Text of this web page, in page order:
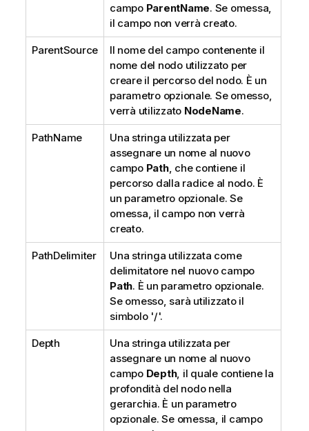
campo ParentName. Se omessa,
il campo non verrà creato.
ParentSource
Il nome del campo contenente il
nome del nodo utilizzato per
creare il percorso del nodo. È un
parametro opzionale. Se omesso,
verrà utilizzato NodeName.
PathName
Una stringa utilizzata per
assegnare un nome al nuovo
campo Path, che contiene il
percorso dalla radice al nodo. È
un parametro opzionale. Se
omessa, il campo non verrà
creato.
PathDelimiter
Una stringa utilizzata come
delimitatore nel nuovo campo
Path. È un parametro opzionale.
Se omesso, sarà utilizzato il
simbolo '/'.
Depth
Una stringa utilizzata per
assegnare un nome al nuovo
campo Depth, il quale contiene la
profondità del nodo nella
gerarchia. È un parametro
opzionale. Se omessa, il campo